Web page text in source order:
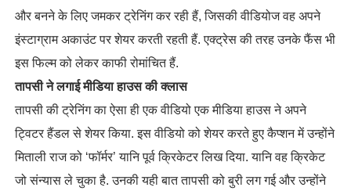
और बनने के लिए जमकर ट्रेनिंग कर रही हैं, जिसकी वीडियोज वह अपने
इंस्टाग्राम अकाउंट पर शेयर करती रहती हैं. एक्ट्रेस की तरह उनके फैंस भी
इस फिल्म को लेकर काफी रोमांचित हैं.
तापसी ने लगाई मीडिया हाउस की क्लास
तापसी की ट्रेनिंग का ऐसा ही एक वीडियो एक मीडिया हाउस ने अपने
ट्विटर हैंडल से शेयर किया. इस वीडियो को शेयर करते हुए कैप्शन में उन्होंने
मिताली राज को ‘फॉर्मर’ यानि पूर्व क्रिकेटर लिख दिया. यानि वह क्रिकेट
जो संन्यास ले चुका है. उनकी यही बात तापसी को बुरी लग गई और उन्होंने